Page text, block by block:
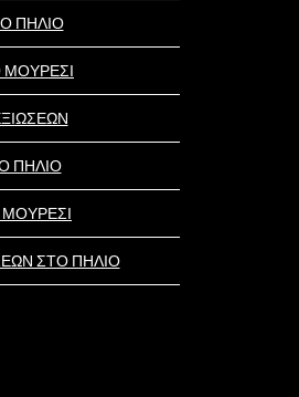
ΠΗΛΙΟ
ΜΟΥΡΕΣΙ
ΠΗΛΙΟ
ΣΤΟ ΠΗΛΙΟ